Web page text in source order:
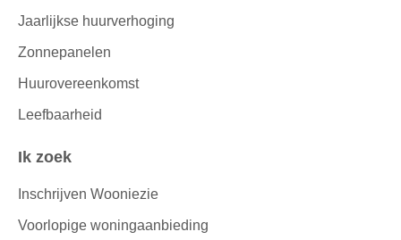
Jaarlijkse huurverhoging
Zonnepanelen
Huurovereenkomst
Leefbaarheid
Ik zoek
Inschrijven Wooniezie
Voorlopige woningaanbieding